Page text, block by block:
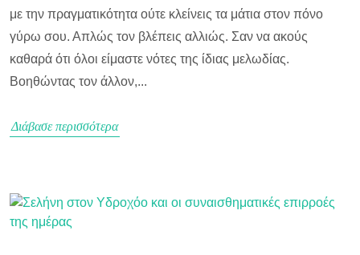
με την πραγματικότητα ούτε κλείνεις τα μάτια στον πόνο
γύρω σου. Απλώς τον βλέπεις αλλιώς. Σαν να ακούς
καθαρά ότι όλοι είμαστε νότες της ίδιας μελωδίας.
Βοηθώντας τον άλλον,...
Διάβασε περισσότερα